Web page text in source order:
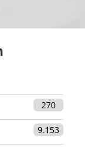
270
9.153